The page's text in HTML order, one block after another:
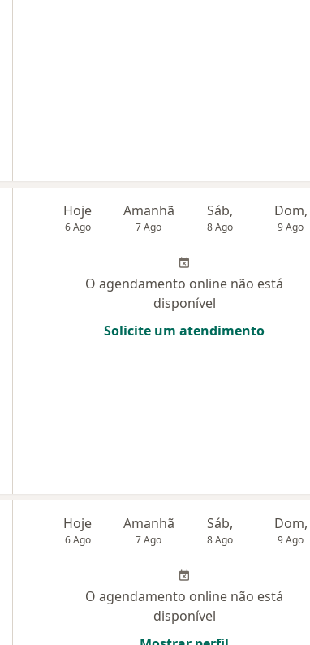
Hoje
6 Ago
Amanhã
7 Ago
Sáb,
8 Ago
Dom,
9 Ago
O agendamento online não está
disponível
Solicite um atendimento
Hoje
6 Ago
Amanhã
7 Ago
Sáb,
8 Ago
Dom,
9 Ago
O agendamento online não está
disponível